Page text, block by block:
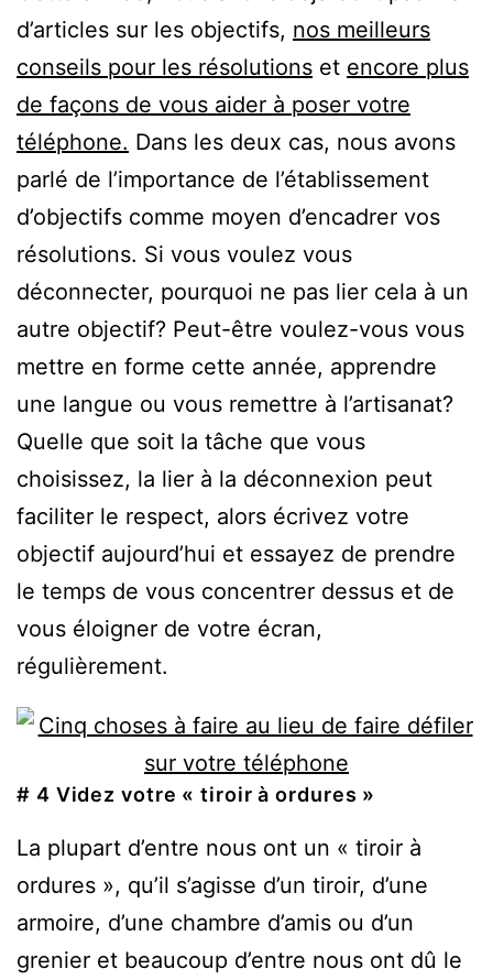
d’articles sur les objectifs, nos meilleurs
conseils pour les résolutions et encore plus
de façons de vous aider à poser votre
téléphone. Dans les deux cas, nous avons
parlé de l’importance de l’établissement
d’objectifs comme moyen d’encadrer vos
résolutions. Si vous voulez vous
déconnecter, pourquoi ne pas lier cela à un
autre objectif? Peut-être voulez-vous vous
mettre en forme cette année, apprendre
une langue ou vous remettre à l’artisanat?
Quelle que soit la tâche que vous
choisissez, la lier à la déconnexion peut
faciliter le respect, alors écrivez votre
objectif aujourd’hui et essayez de prendre
le temps de vous concentrer dessus et de
vous éloigner de votre écran,
régulièrement.
# 4 Videz votre « tiroir à ordures »
La plupart d’entre nous ont un « tiroir à
ordures », qu’il s’agisse d’un tiroir, d’une
armoire, d’une chambre d’amis ou d’un
grenier et beaucoup d’entre nous ont dû le